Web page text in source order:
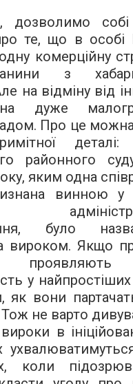
дозволимо собі
те, що в
комерційну
з
на відміну від
дуже
Про це можна
деталі:
районного
яким одна
винною у
було
вироком. Якщо
у
як вони
Тож не варто
в
коли